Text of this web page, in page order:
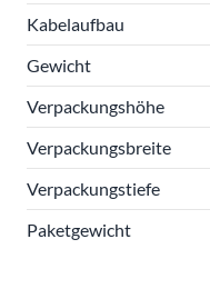
Kabelaufbau
Gewicht
Verpackungshöhe
Verpackungsbreite
Verpackungstiefe
Paketgewicht